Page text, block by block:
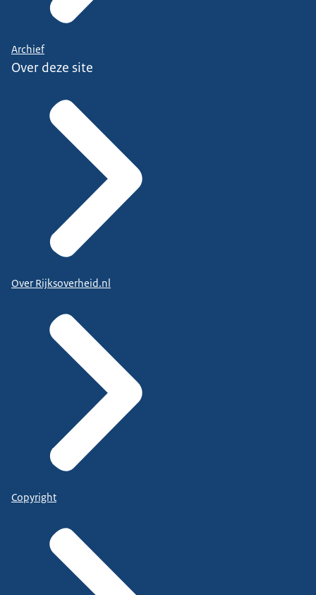
Archief
Over deze site
Over Rijksoverheid.nl
Copyright